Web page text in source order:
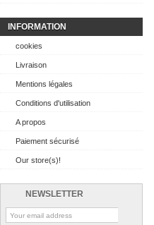
INFORMATION
cookies
Livraison
Mentions légales
Conditions d'utilisation
A propos
Paiement sécurisé
Our store(s)!
NEWSLETTER